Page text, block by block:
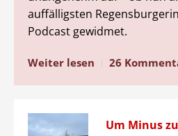
auffälligsten
Podcast gewidmet.
Weiter lesen 26
Um Minus